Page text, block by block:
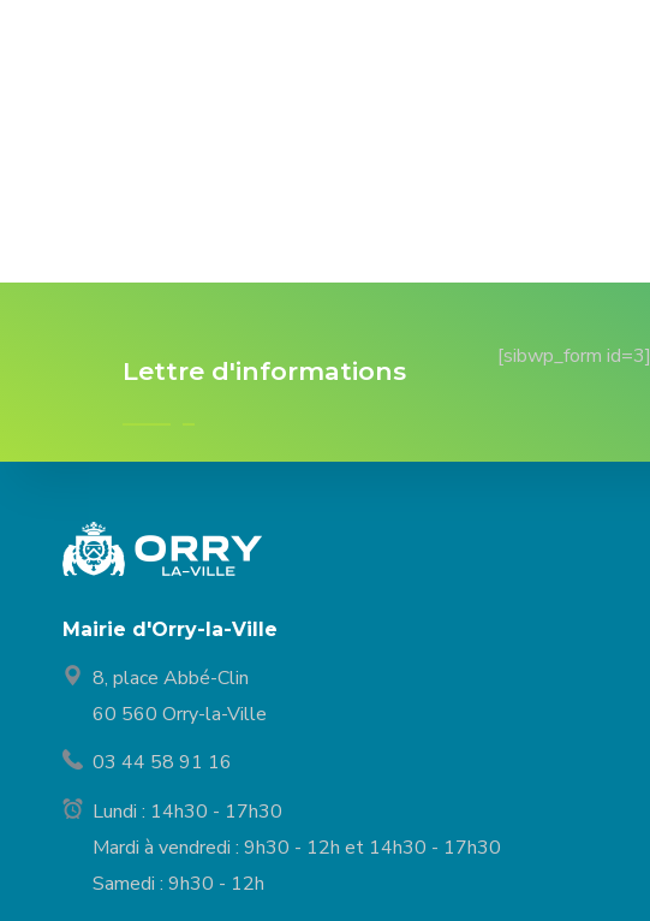
Lettre d'informations [sibwp_form id=3]
Mairie d'Orry-la-Ville
8, place Abbé-Clin
60 560 Orry-la-Ville
03 44 58 91 16
Lundi : 14h30 - 17h30
Mardi à vendredi : 9h30 - 12h et 14h30 - 17h30
Samedi : 9h30 - 12h